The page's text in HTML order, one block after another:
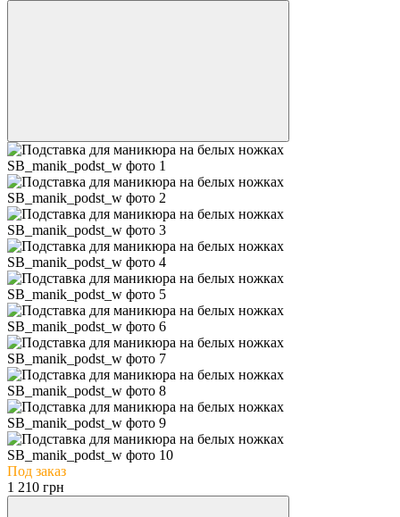
Под заказ
1 210 грн